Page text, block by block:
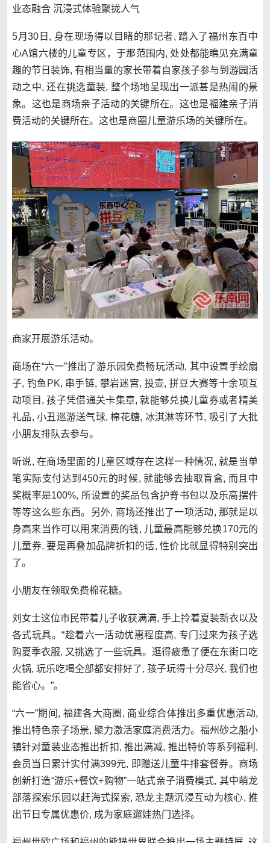
业态融合 沉浸式体验聚拢人气
5月30日, 身在现场得以目睹的那记者, 踏入了福州东百中
心A馆六楼的儿童专区，于那范围内, 处处都能瞧见充满童
趣的节日装饰, 有相当量的家长带着自家孩子参与到游园活
动之中, 还在挑选童装, 整个场地呈现出一派甚是热闹的景
象。这也是商场亲子活动的关键所在。这也是福建亲子消
费活动的关键所在。这也是商圈儿童游乐场的关键所在。
商家开展游乐活动。
商场在“六一”推出了游乐园免费畅玩活动, 其中设置手绘扇
子, 钓鱼PK, 串手链, 攀岩迷宫, 投壶, 拼豆大赛等十余项互
动项目, 孩子凭借通关卡集章, 就能够兑换儿童券或者精美
礼品, 小丑巡游送气球, 棉花糖, 冰淇淋等环节, 吸引了大批
小朋友排队去参与。
听说, 在商场里面的儿童区域存在这样一种情况, 就是当单
笔实际支付达到450元的时候, 就能够去抽取盲盒, 而且中
奖概率是100%, 所设置的奖品包含护脊书包以及乐高摆件
等等这么些东西。另外, 商场还推出了一项活动, 那就是以
身高来当作可以用来消费的钱, 儿童最高能够兑换170元的
儿童券, 要是再叠加品牌折扣的话, 性价比就显得特别突出
了。
小朋友在领取免费棉花糖。
刘女士这位市民带着儿子收获满满, 手上拎着夏装新衣以及
各式玩具。“趁着六一活动优惠程度高, 专门过来为孩子选
购夏季衣服, 又挑选了一些玩具。逛得疲惫了便在东街口吃
火锅, 玩乐吃喝全部都安排好了, 孩子玩得十分尽兴, 我们也
能省心。”。
“六一”期间, 福建各大商圈, 商业综合体推出多重优惠活动,
推出特色亲子场景, 聚力激活家庭消费活力。福州砂之船小
镇针对童装业态推出折扣, 推出满减, 推出特价等系列福利,
会员当日累计实付满399元, 即赠送儿童牛排套餐券。商场
创新打造“游乐+餐饮+购物”一站式亲子消费模式, 其中萌龙
部落探索乐园以赶海式探索, 恐龙主题沉浸互动为核心, 推
出节日专属优惠价, 成为家庭遛娃热门选择。